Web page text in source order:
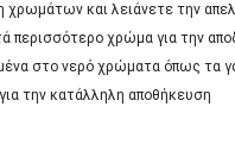
χρωμάτων και λειάνετε την
περισσότερο χρώμα για την
στο νερό χρώματα όπως τα
την κατάλληλη αποθήκευση